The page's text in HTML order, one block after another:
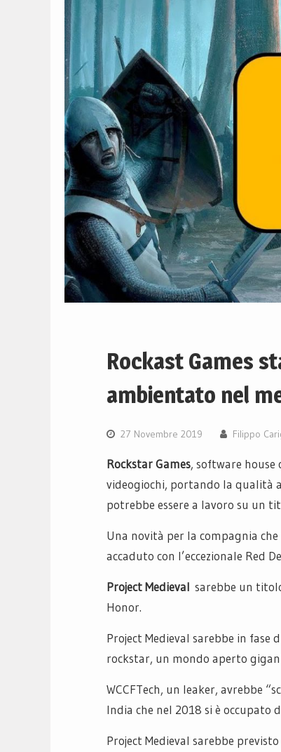
Rockast Games
ambientato nel
27 Novembre 2019 Filippo
Rockstar Games, software house
videogiochi, portando la qualità
potrebbe essere a lavoro su un
Una novità per la compagnia
accaduto con l’eccezionale Red
Project Medieval sarebbe un
Honor.
Project Medieval sarebbe in
rockstar, un mondo aperto
WCCFTech, un leaker, avrebbe
India che nel 2018 si è occupato
Project Medieval sarebbe